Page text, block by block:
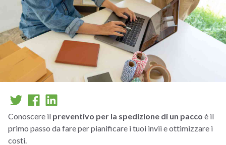
Conoscere il preventivo per la spedizione di un pacco è il
primo passo da fare per pianificare i tuoi invii e ottimizzare i
costi.